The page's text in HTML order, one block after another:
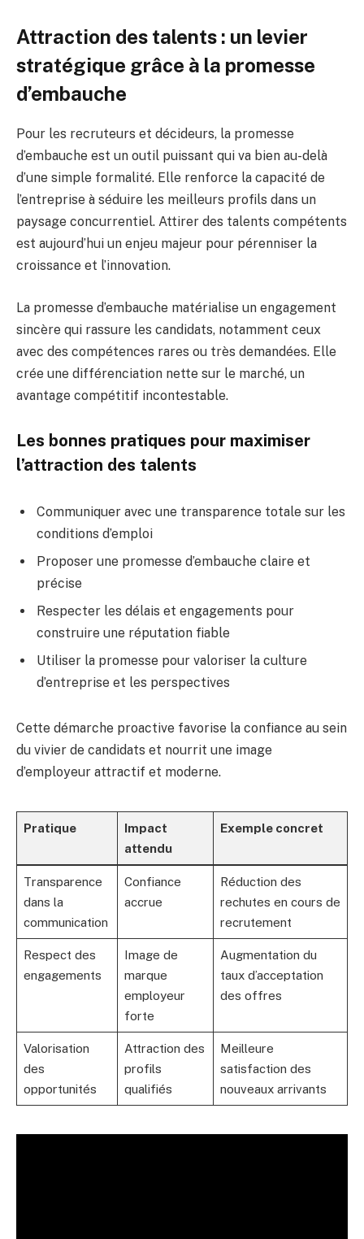
Attraction des talents : un levier
stratégique grâce à la promesse
d’embauche
Pour les recruteurs et décideurs, la promesse
d’embauche est un outil puissant qui va bien au-delà
d’une simple formalité. Elle renforce la capacité de
l’entreprise à séduire les meilleurs profils dans un
paysage concurrentiel. Attirer des talents compétents
est aujourd’hui un enjeu majeur pour pérenniser la
croissance et l’innovation.
La promesse d’embauche matérialise un engagement
sincère qui rassure les candidats, notamment ceux
avec des compétences rares ou très demandées. Elle
crée une différenciation nette sur le marché, un
avantage compétitif incontestable.
Les bonnes pratiques pour maximiser
l’attraction des talents
Communiquer avec une transparence totale sur les
conditions d’emploi
Proposer une promesse d’embauche claire et
précise
Respecter les délais et engagements pour
construire une réputation fiable
Utiliser la promesse pour valoriser la culture
d’entreprise et les perspectives
Cette démarche proactive favorise la confiance au sein
du vivier de candidats et nourrit une image
d’employeur attractif et moderne.
Pratique
Impact
attendu
Exemple concret
Transparence
dans la
communication
Confiance
accrue
Réduction des
rechutes en cours de
recrutement
Respect des
engagements
Image de
marque
employeur
forte
Augmentation du
taux d’acceptation
des offres
Valorisation
des
opportunités
Attraction des
profils
qualifiés
Meilleure
satisfaction des
nouveaux arrivants